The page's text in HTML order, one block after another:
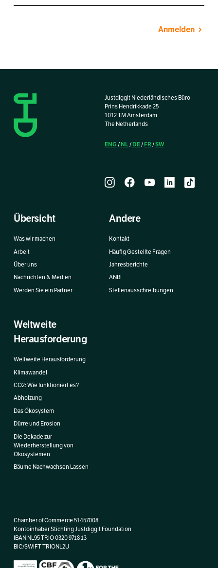
Anmelden
Justdiggit Niederländisches Büro
Prins Hendrikkade 25
1012 TM Amsterdam
The Netherlands
ENG / NL/ DE/ FR/SW
Übersicht
Was wir machen
Arbeit
Über uns
Nachrichten & Medien
Werden Sie ein Partner
Andere
Kontakt
Häufig Gestellte Fragen
Jahresberichte
ANBI
Stellenausschreibungen
Weltweite
Herausforderung
Weltweite Herausforderung
Klimawandel
CO2: Wie funktioniert es?
Abholzung
Das Ökosystem
Dürre und Erosion
Die Dekade zur
Wiederherstellung von
Ökosystemen
Bäume Nachwachsen Lassen
Chamber of Commerce 51457008
Kontoinhaber Stichting Justdiggit Foundation
IBAN NL95 TRIO 0320 9718 13
BIC/SWIFT TRIONL2U